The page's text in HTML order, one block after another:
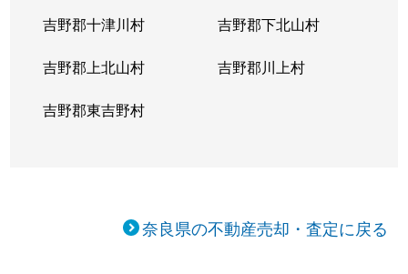
吉野郡十津川村 吉野郡下北山村
吉野郡上北山村 吉野郡川上村
吉野郡東吉野村
奈良県の不動産売却・査定に戻る